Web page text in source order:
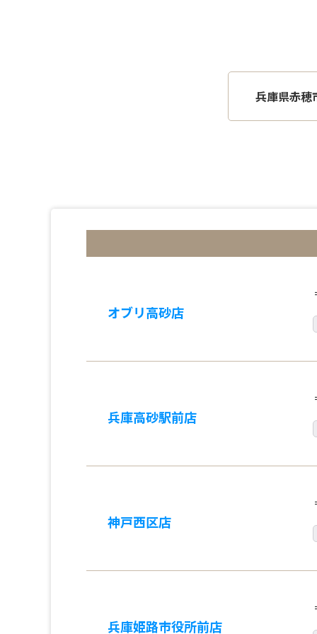
兵庫県赤穂
オブリ高砂店
兵庫高砂駅前店
神戸西区店
兵庫姫路市役所前店